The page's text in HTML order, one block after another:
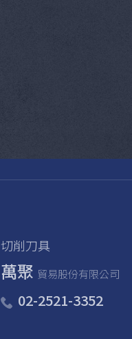
切削刀具
萬聚 貿易股份有限公司
02-2521-3352